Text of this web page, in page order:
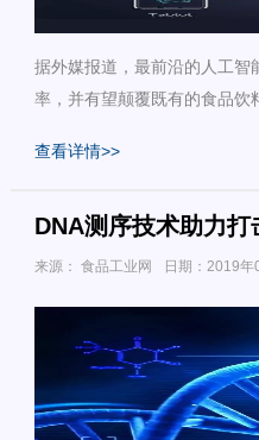
据外媒报道，最前沿的人工智
率，并有望颠覆既有的食品饮
查看详情>>
DNA测序技术助力打
来源： 食品工业网 日期：2019